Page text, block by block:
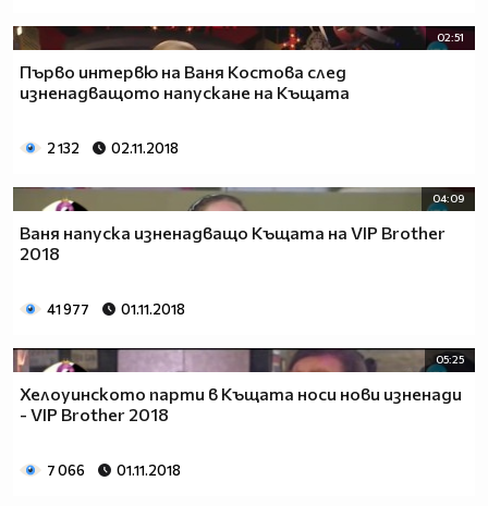
02:51
Първо интервю на Ваня Костова след
изненадващото напускане на Къщата
2 132 02.11.2018
04:09
Ваня напуска изненадващо Къщата на VIP Brother
2018
41 977 01.11.2018
05:25
Хелоуинското парти в Къщата носи нови изненади
- VIP Brother 2018
7 066 01.11.2018